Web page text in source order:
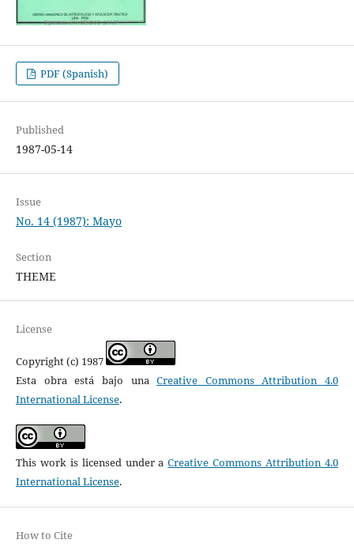
PDF (Spanish)
Published
1987-05-14
Issue
No. 14 (1987): Mayo
Section
THEME
License
Copyright (c) 1987
Esta obra está bajo unaCreative Commons Attribution 4.0
International License.
This work is licensed under aCreative Commons Attribution 4.0
International License.
How to Cite